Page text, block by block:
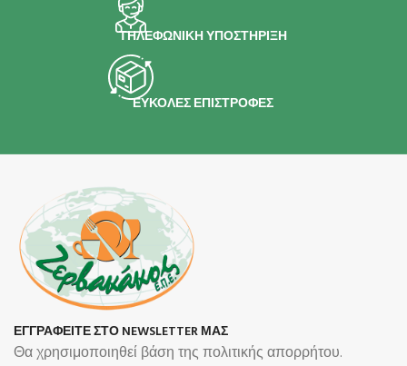
ΤΗΛΕΦΩΝΙΚΗ ΥΠΟΣΤΗΡΙΞΗ
ΕΥΚΟΛΕΣ ΕΠΙΣΤΡΟΦΕΣ
ΕΓΓΡΑΦΕΙΤΕ ΣΤΟ NEWSLETTER ΜΑΣ
Θα χρησιμοποιηθεί βάση της πολιτικής απορρήτου.